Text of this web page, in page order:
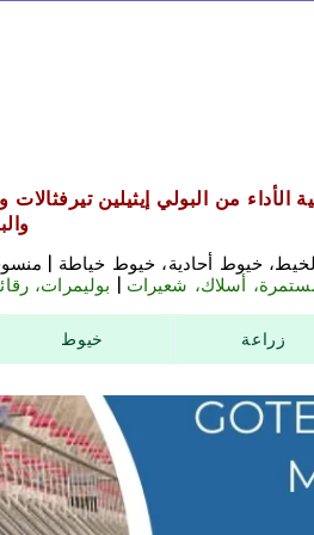
من البولي إيثيلين تيرفثالات
خيوط أحادية، خيوط خياطة |
أسلاك، شعيرات
بوليمرات،
خيوط زراعة